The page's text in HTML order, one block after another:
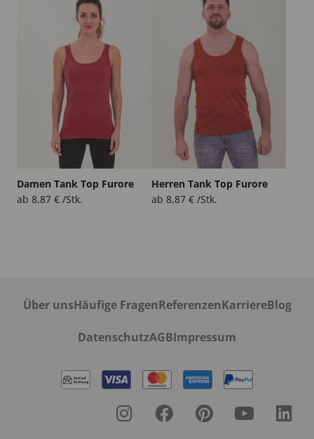
Damen Tank Top Furore
ab 8,87 € /Stk.
Herren Tank Top Furore
ab 8,87 € /Stk.
Über unsHäufige FragenReferenzenKarriereBlog
DatenschutzAGBImpressum